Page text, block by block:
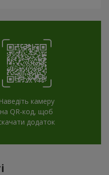
Наведіть камеру
на QR-код, щоб
додаток